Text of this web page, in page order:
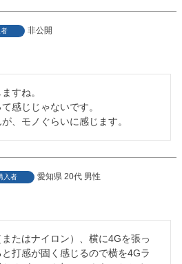
非公開
すね。
感じじゃないです。
、モノぐらいに感じます。
入者 愛知県 20代 男性
たはナイロン）、横に4Gを張っ
打感が固く感じるので横を4Gラ